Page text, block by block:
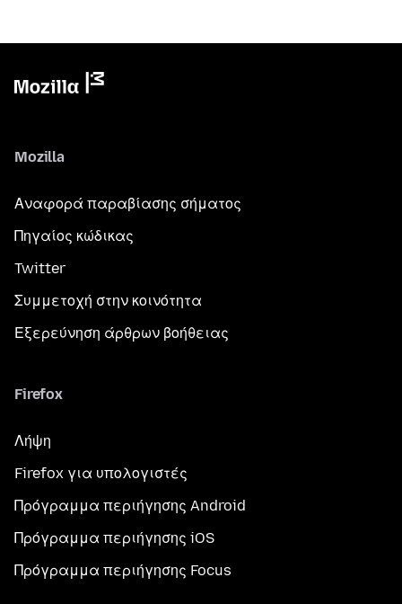
Mozilla
Αναφορά παραβίασης σήματος
Πηγαίος κώδικας
Twitter
Συμμετοχή στην κοινότητα
Εξερεύνηση άρθρων βοήθειας
Firefox
Λήψη
Firefox για υπολογιστές
Πρόγραμμα περιήγησης Android
Πρόγραμμα περιήγησης iOS
Πρόγραμμα περιήγησης Focus